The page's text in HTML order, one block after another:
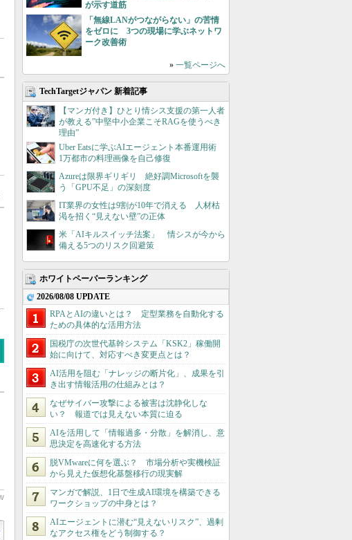
が示す道筋
「無線LANがつながらない」の苦情
をゼロに 3つの現場に学ぶネットワ
ーク改善術
» 一覧ページへ
TechTargetジャパン 新着記事
【マンガ付き】ひとり情シス支援の第一人者
が教える”中堅中小企業こそRAGを使うべき
理由”
Uber Eatsに学ぶAIエージェント本番運用術
1万都市の料理画像を自己修復
Azureは限界ギリギリ 絶好調Microsoftを襲
う「GPU不足」の深刻度
IT業界の女性は9割が10年で消える 人材枯
渇を招く“見えない壁”の正体
米「AIキルスイッチ法案」 情シスが今から
備える5つのリスク回避策
ホワイトペーパーランキング
2026/08/08 UPDATE
RPAとAIの違いとは？ 定型業務を自動化する
ための具体的な活用方法
国税庁の次世代基幹システム「KSK2」稼働開
始に向けて、対応すべき変更点とは？
AI活用を阻む「ナレッジの断片化」、成果を引
き出す情報活用の仕組みとは？
なぜサイバー攻撃による被害は沈静化しな
い？ 報道では見えない本質に迫る
AIを活用して「情報過多・分散」を解消し、意
思決定を高速化する方法
脱VMwareに何を選ぶ？ 市場分析や実機検証
から見えた仮想化基盤移行の現実解
マンガで解説、1日で生成AI環境を構築できる
ワークショップの中身とは？
AIエージェントに潜む“見えないリスク”、過剰
なアクセス権をどう制御する？